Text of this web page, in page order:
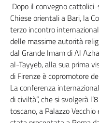
Dopo il convegno
Chiese orientali a Bari, la
terzo incontro
delle massime autorità
dal Grande Imam di Al
al-Tayyeb, alla sua prima
di Firenze è copromotore
La conferenza
di civiltà”, che si svolgerà
toscano, a Palazzo